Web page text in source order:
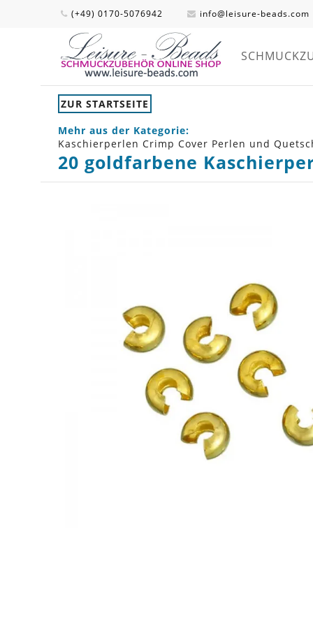
(+49) 0170-5076942 info@leisure-beads.com
ZUR STARTSEITE
Mehr aus der Kategorie:
Kaschierperlen Crimp Cover Perlen und
20 goldfarbene